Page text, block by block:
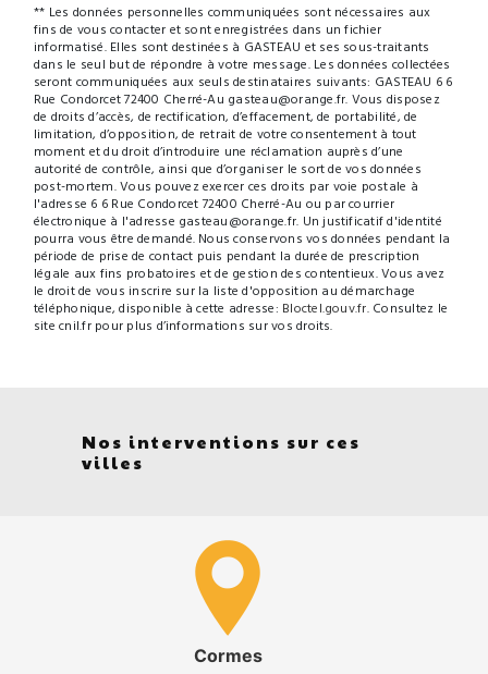
** Les données personnelles communiquées sont nécessaires aux
fins de vous contacter et sont enregistrées dans un fichier
informatisé. Elles sont destinées à GASTEAU et ses sous-traitants
dans le seul but de répondre à votre message. Les données collectées
seront communiquées aux seuls destinataires suivants: GASTEAU 6 6
Rue Condorcet 72400 Cherré-Au gasteau@orange.fr. Vous disposez
de droits d’accès, de rectification, d’effacement, de portabilité, de
limitation, d’opposition, de retrait de votre consentement à tout
moment et du droit d’introduire une réclamation auprès d’une
autorité de contrôle, ainsi que d’organiser le sort de vos données
post-mortem. Vous pouvez exercer ces droits par voie postale à
l'adresse 6 6 Rue Condorcet 72400 Cherré-Au ou par courrier
électronique à l'adresse gasteau@orange.fr. Un justificatif d'identité
pourra vous être demandé. Nous conservons vos données pendant la
période de prise de contact puis pendant la durée de prescription
légale aux fins probatoires et de gestion des contentieux. Vous avez
le droit de vous inscrire sur la liste d'opposition au démarchage
téléphonique, disponible à cette adresse: Bloctel.gouv.fr. Consultez le
site cnil.fr pour plus d’informations sur vos droits.
Nos interventions sur ces
villes
Cormes